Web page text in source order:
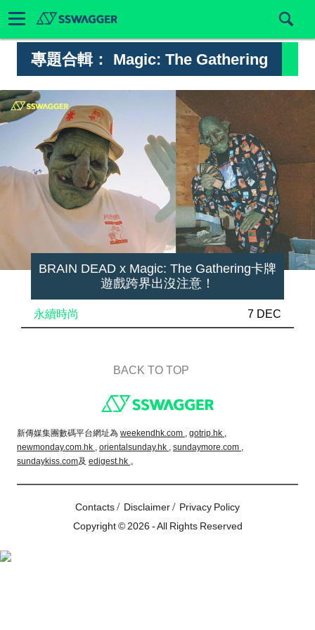
專題合輯： Magic: The Gathering
BRAIN DEAD x Magic: The Gathering卡牌
遊戲跨界出沒注意！
永續時尚 7 DEC
BACK TO TOP
新傳媒集團數碼平台網址為 weekendhk.com , gotrip.hk ,
newmonday.com.hk , orientalsunday.hk , sundaymore.com ,
sundaykiss.com及 edigest.hk 。
Contacts/ Disclaimer/ Privacy Policy
Copyright © 2026 - All Rights Reserved